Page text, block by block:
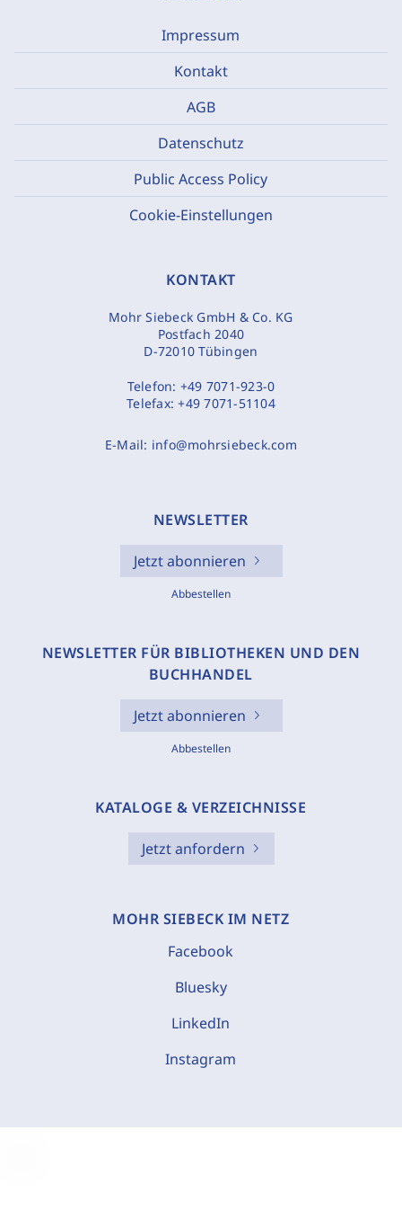
Impressum
Kontakt
AGB
Datenschutz
Public Access Policy
Cookie-Einstellungen
KONTAKT
Mohr Siebeck GmbH & Co. KG
Postfach 2040
D-72010 Tübingen
Telefon: +49 7071-923-0
Telefax:+49 7071-51104
E-Mail: info@mohrsiebeck.com
NEWSLETTER
Jetzt abonnieren
Abbestellen
NEWSLETTER FÜR BIBLIOTHEKEN UND DEN
BUCHHANDEL
Jetzt abonnieren
Abbestellen
KATALOGE & VERZEICHNISSE
Jetzt anfordern
MOHR SIEBECK IM NETZ
Facebook
Bluesky
LinkedIn
Instagram